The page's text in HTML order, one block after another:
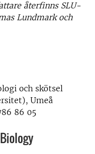
återfinns SLU-
Lundmark och
och skötsel
Umeå
86 05